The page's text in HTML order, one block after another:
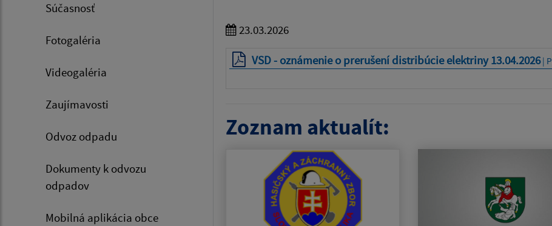
Súčasnosť
Fotogaléria
Videogaléria
Zaujímavosti
Odvoz odpadu
Dokumenty k odvozu
odpadov
Mobilná aplikácia obce
23.03.2026
VSD - oznámenie o prerušení distribúcie elektriny 13.04.2026|
Zoznam aktualít: